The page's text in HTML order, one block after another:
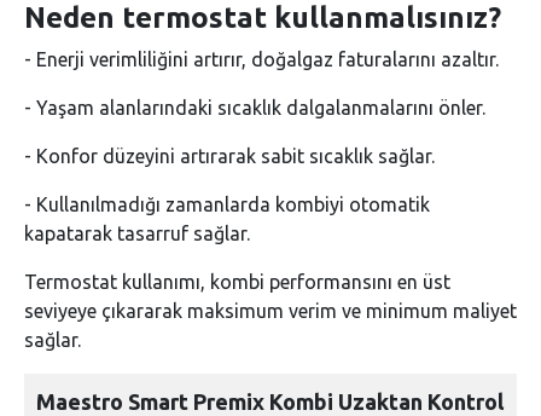
Neden termostat kullanmalısınız?
- Enerji verimliliğini artırır, doğalgaz faturalarını azaltır.
- Yaşam alanlarındaki sıcaklık dalgalanmalarını önler.
- Konfor düzeyini artırarak sabit sıcaklık sağlar.
- Kullanılmadığı zamanlarda kombiyi otomatik
kapatarak tasarruf sağlar.
Termostat kullanımı, kombi performansını en üst
seviyeye çıkararak maksimum verim ve minimum maliyet
sağlar.
Maestro Smart Premix Kombi Uzaktan Kontrol